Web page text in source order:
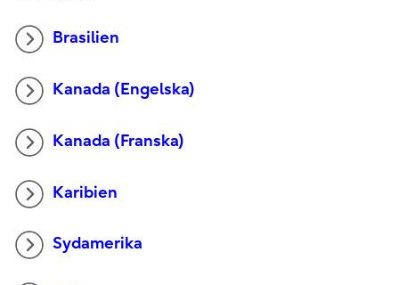
Brasilien
Kanada (Engelska)
Kanada (Franska)
Karibien
Sydamerika